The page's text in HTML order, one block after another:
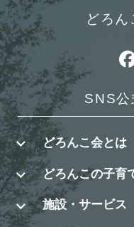
どろ
SNS公
どろんこ会とは
どろんこの子育
施設・サービス